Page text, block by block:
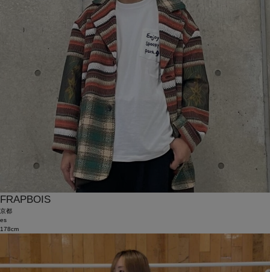
FRAPBOIS
京都
es
178cm